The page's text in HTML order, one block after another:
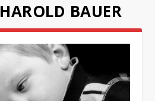
HAROLD BAUER